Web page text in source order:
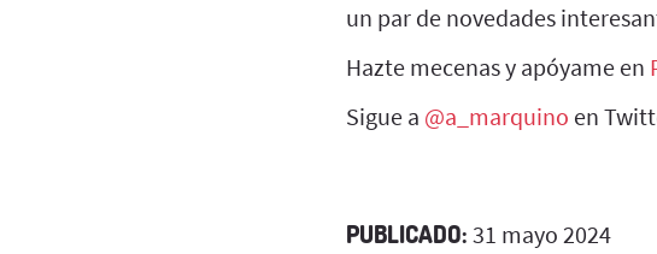
un par de novedades
Hazte mecenas y apóyame en
Sigue a @a_marquino en
PUBLICADO: 31 mayo 2024